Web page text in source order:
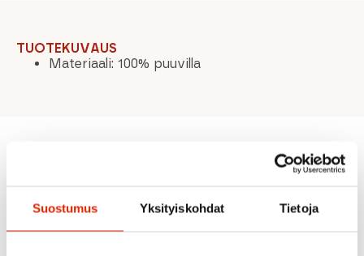
Suostumus Yksityiskohdat Tietoja
TUOTEKUVAUS
Materiaali: 100% puuvilla
ALE ALE